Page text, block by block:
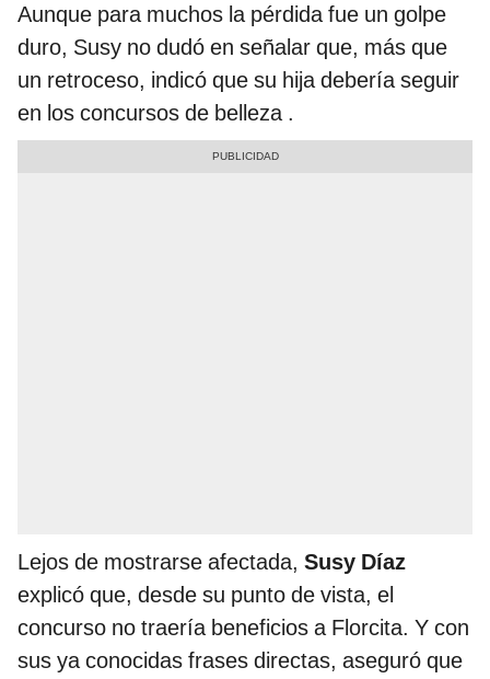
Aunque para muchos la pérdida fue un golpe
duro, Susy no dudó en señalar que, más que
un retroceso, indicó que su hija debería seguir
en los concursos de belleza .
Lejos de mostrarse afectada, Susy Díaz
explicó que, desde su punto de vista, el
concurso no traería beneficios a Florcita. Y con
sus ya conocidas frases directas, aseguró que